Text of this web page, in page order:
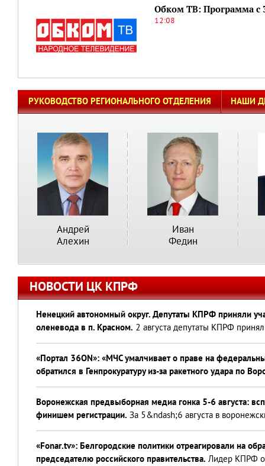
Обком ТВ: Программа с
12:08
РУКОВОДСТВО РЕГИОНАЛЬНОГО ОТДЕЛЕНИЯ НАШИ
Андрей
Алехин
Иван
Федин
НОВОСТИ ЦК КПРФ
Ненецкий автономный округ. Депутаты КПРФ приняли
оленевода в п. Красном. 2 августа депутаты КПРФ
«Портал 36ON»: «МЧС умалчивает о праве на
обратился в Генпрокуратуру из-за ракетного удара по
Воронежская предвыборная медиа гонка 5-6 августа:
финишем регистрации. За 5&ndash;6 августа в
«Fonar.tv»: Белгородские политики отреагировали на
председателю российского правительства. Лидер КПРФ